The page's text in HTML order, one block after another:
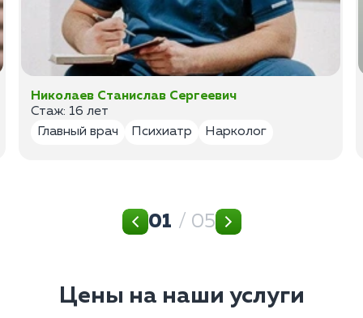
Николаев Станислав Сергеевич
Стаж: 16 лет
Главный врач
Психиатр Нарколог
01 / 05
Цены на наши услуги